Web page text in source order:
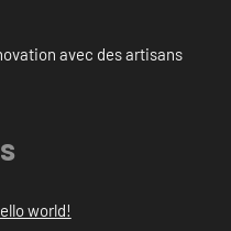
avec des artisans
world!